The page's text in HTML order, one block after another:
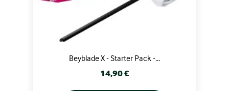
Beyblade X - Starter Pack -...
Prix
14,90 €